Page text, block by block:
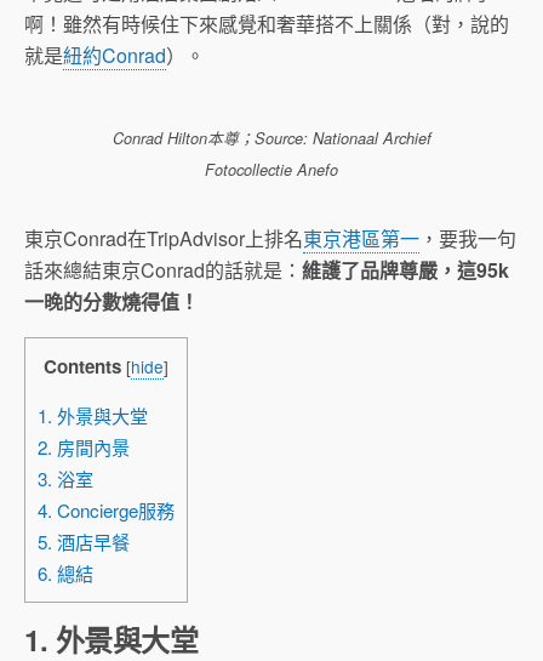
啊！雖然有時候住下來感覺和奢華搭不上關係（對，說的
就是紐約Conrad）。
Conrad Hilton本尊；Source: Nationaal Archief
Fotocollectie Anefo
東京Conrad在TripAdvisor上排名東京港區第一 ，要我一句
話來總結東京Conrad的話就是： 維護了品牌尊嚴，這95k
一晚的分數燒得值！
Contents [hide]
1. 外景與大堂
2. 房間內景
3. 浴室
4. Concierge服務
5. 酒店早餐
6. 總結
1. 外景與大堂